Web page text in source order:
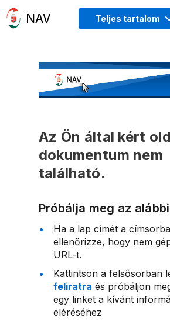
Teljes tartalom
Az Ön által kért
dokumentum nem
található.
Próbálja meg az
Ha a lap címét a
ellenőrizze, hogy nem
URL-t.
Kattintson a felsősorban
feliratra és próbáljon
egy linket a kívánt
eléréséhez